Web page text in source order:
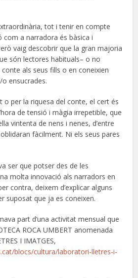
tot i tenir en compte
a narradora és bàsica i
vaig descobrir que la gran majoria
són lectores habituals– o no
als seus fills o en coneixien
ensucrades.
o per la riquesa del conte, el cert és
de tensió i màgia irrepetible, que
vintenta de nens i nenes, d’entre
fàcilment. Ni els seus pares
ser que potser des de les
molta innovació als narradors en
contra, deixem d’explicar alguns
suposat que ja es coneixen.
part d’una activitat mensual que
ROCA UMBERT anomenada
I IMATGES,
blocs/cultura/laboratori-lletres-i-